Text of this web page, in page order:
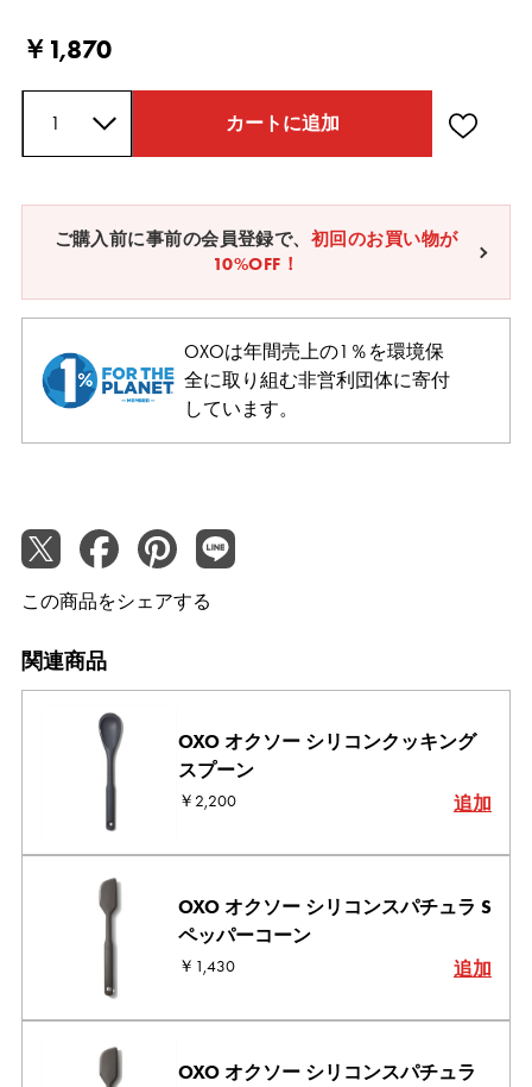
Current Price
￥1,870
カートに追加
ご購入前に事前の会員登録で、 初回のお買い物が
10%OFF！
OXOは年間売上の1％を環境保
全に取り組む非営利団体に寄付
しています。
この商品をシェアする
関連商品
OXO オクソー シリコンクッキング
スプーン
￥2,200 追加
OXO オクソー シリコンスパチュラ S
ペッパーコーン
￥1,430 追加
OXO オクソー シリコンスパチュラ